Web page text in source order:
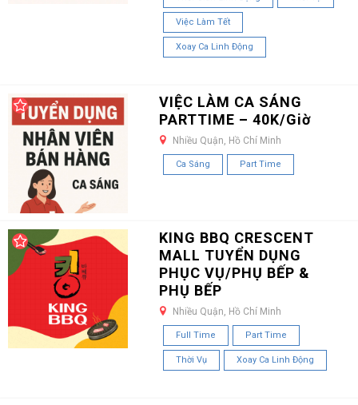
Việc Làm Tết
Xoay Ca Linh Động
VIỆC LÀM CA SÁNG
PARTTIME – 40K/Giờ
Nhiều Quận, Hồ Chí Minh
Ca Sáng Part Time
KING BBQ CRESCENT
MALL TUYỂN DỤNG
PHỤC VỤ/PHỤ BẾP &
PHỤ BẾP
Nhiều Quận, Hồ Chí Minh
Full Time Part Time
Thời Vụ Xoay Ca Linh Động